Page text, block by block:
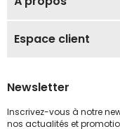
Espace client
Newsletter
Inscrivez-vous à notre
nos actualités et